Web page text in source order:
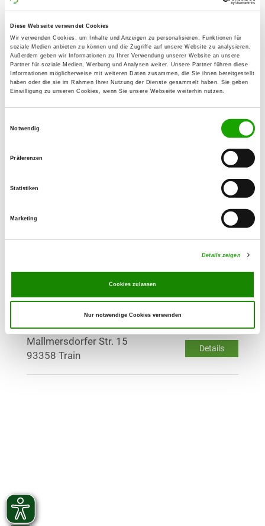
Diese Webseite verwendet Cookies
Wir verwenden Cookies, um Inhalte und Anzeigen zu personalisieren, Funktionen für
soziale Medien anbieten zu können und die Zugriffe auf unsere Website zu analysieren.
Außerdem geben wir Informationen zu Ihrer Verwendung unserer Website an unsere
Partner für soziale Medien, Werbung und Analysen weiter. Unsere Partner führen diese
Informationen möglicherweise mit weiteren Daten zusammen, die Sie ihnen bereitgestellt
haben oder die sie im Rahmen Ihrer Nutzung der Dienste gesammelt haben. Sie geben
Einwilligung zu unseren Cookies, wenn Sie unsere Webseite weiterhin nutzen.
Notwendig
Präferenzen
Statistiken
Marketing
Details zeigen
Cookies zulassen
Nur notwendige Cookies verwenden
Details
84069 Schierling
OG - Abensberg
Details
Münchner Strasse 32
93326 Abensberg
OG - Langquaid
84085 Langquaid
OG - Mainburg
Details
84048 Mainburg
am Donhauserweg
OG - Train
Details
Mallmersdorfer Str. 15
93358 Train